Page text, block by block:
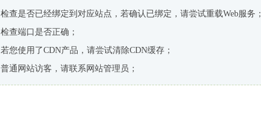
检查是否已经绑定到对应站点，若确认已绑定，请尝试重载Web服务；
检查端口是否正确；
若您使用了CDN产品，请尝试清除CDN缓存；
普通网站访客，请联系网站管理员；